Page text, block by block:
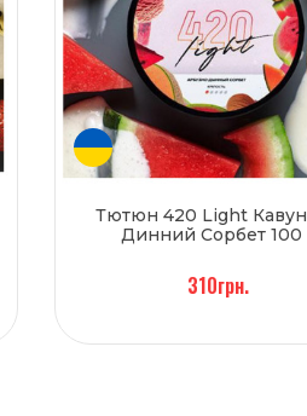
Тютюн 420 Light
Динний Сорбет 100
310грн.